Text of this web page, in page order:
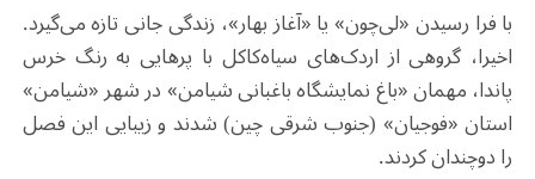
با فرا رسیدن «لی‌چون» یا «آغاز بهار»، زندگی جانی تازه‌ می‌گیرد.
اخیرا، گروهی از اردک‌های سیاه‌کاکل با پرهایی به رنگ خرس
پاندا، مهمان «باغ نمایشگاه باغبانی شیامن» در شهر «شیامن»
استان «فوجیان» (جنوب شرقی چین) شدند و زیبایی این فصل
را دوچندان کردند.